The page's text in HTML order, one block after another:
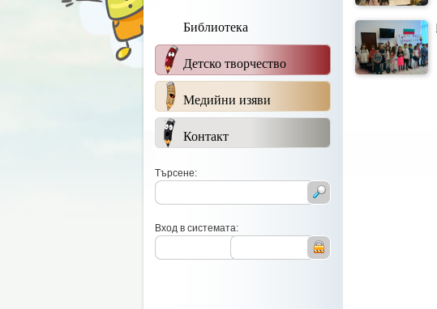
Библиотека
Детско творчество
Медийни изяви
Контакт
Търсене:
Вход в системата: